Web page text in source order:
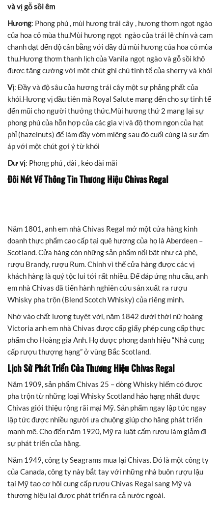
và vị gỗ sồi êm
Hương: Phong phú , mùi hương trái cây , hương thơm ngọt ngào
của hoa cỏ mùa thu.Mùi hương ngọt ngào của trái lê chín và cam
chanh đạt đến độ cân bằng với đầy đủ mùi hương của hoa cỏ mùa
thu.Hương thơm thanh lịch của Vanila ngọt ngào và gỗ sồi khô
được tăng cường với một chút ghi chú tinh tế của sherry và khói
Vị: Đầy và độ sâu của hương trái cây một sự phảng phất của
khói.Hương vị đầu tiên mà Royal Salute mang đến cho sự tinh tế
đến mũi cho người thưởng thức.Mùi hương thứ 2 mang lại sự
phong phú của hỗn hợp của các gia vị và độ thơm ngon của hạt
phỉ (hazelnuts) để làm đầy vòm miệng sau đó cuối cùng là sự ấm
áp với một chút gợi ý từ khói
Dư vị: Phong phú , dài , kéo dài mãi
Đôi Nét Về Thông Tin Thương Hiệu Chivas Regal
Năm 1801, anh em nhà Chivas Regal mở một cửa hàng kinh
doanh thực phẩm cao cấp tại quê hương của họ là Aberdeen –
Scotland. Cửa hàng còn những sản phẩm nổi bật như cà phê,
rượu Brandy, rượu Rum. Chính vì thế cửa hàng được các vị
khách hàng là quý tộc lui tới rất nhiều. Để đáp ứng nhu cầu, anh
em nhà Chivas đã tiến hành nghiên cứu sản xuất ra rượu
Whisky pha trộn (Blend Scotch Whisky) của riêng mình.
Nhờ vào chất lượng tuyệt vời, năm 1842 dưới thời nữ hoàng
Victoria anh em nhà Chivas được cấp giấy phép cung cấp thực
phẩm cho Hoàng gia Anh. Họ được phong danh hiệu “Nhà cung
cấp rượu thượng hạng” ở vùng Bắc Scotland.
Lịch Sử Phát Triển Của Thương HiệuChivas Regal
Năm 1909, sản phẩm Chivas 25 – dòng Whisky hiếm có được
pha trộn từ những loại Whisky Scotland hảo hạng nhất được
Chivas giới thiệu rộng rãi mại Mỹ. Sản phẩm ngay lập tức ngay
lập tức được nhiều người ưa chuộng giúp cho hãng phát triển
mạnh mẽ. Cho đến năm 1920, Mỹ ra luật cấm rượu làm giảm đi
sự phát triển của hãng.
Năm 1949, công ty Seagrams mua lại Chivas. Đó là một công ty
của Canada, công ty này bắt tay với những nhà buôn rượu lậu
tại Mỹ tạo cơ hội cung cấp rượu Chivas Regal sang Mỹ và
thương hiệu lại được phát triển ra cả nước ngoài.